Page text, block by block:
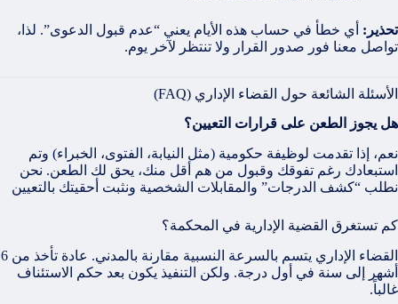
تحذير: أي خطأ في حساب هذه الأيام يعني “عدم قبول الدعوى”. لذا،
تواصل معنا فور صدور القرار ولا تنتظر لآخر يوم.
الأسئلة الشائعة حول القضاء الإداري (FAQ)
هل يجوز الطعن على قرارات التعيين؟
نعم، إذا تقدمت لوظيفة حكومية (مثل النيابة، الفتوى، الخبراء) وتم
استبعادك رغم تفوقك وقبول من هم أقل منك، يحق لك الطعن. نحن
نطلب “كشف الدرجات” والمقابلات الشخصية ونثبت أحقيتك بالتعيين
كم تستغرق القضية الإدارية في المحكمة؟
القضاء الإداري يتسم بالسرعة النسبية مقارنة بالمدني. عادة تأخذ من 6
أشهر إلى سنة في أول درجة. ولكن التنفيذ يكون بعد حكم الاستئناف
غالباً.